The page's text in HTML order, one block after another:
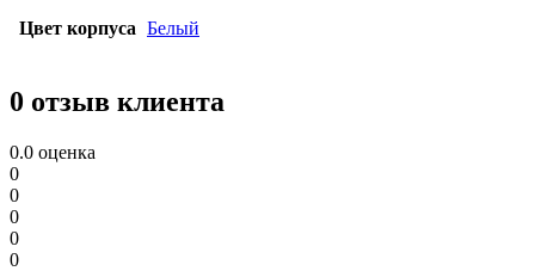
Цвет корпуса Белый
0 отзыв клиента
0.0 оценка
0
0
0
0
0